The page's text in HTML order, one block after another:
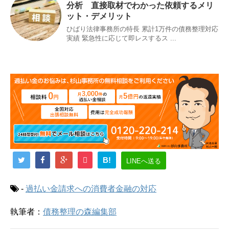
分析 直接取材でわかった依頼するメリ
ット・デメリット
ひばり法律事務所の特長 累計1万件の債務整理対応
実績 緊急性に応じて即レスするス ...
B! LINEへ送る
- 過払い金請求への消費者金融の対応
執筆者： 債務整理の森編集部